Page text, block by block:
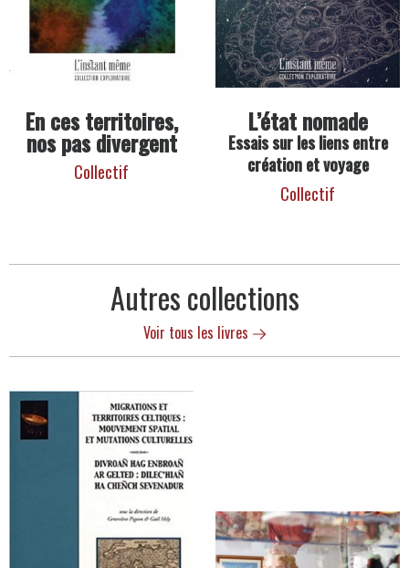
En ces territoires,
nos pas divergent
Collectif
L’état nomade
Essais sur les liens entre
création et voyage
Collectif
Autres collections
Voir tous les livres